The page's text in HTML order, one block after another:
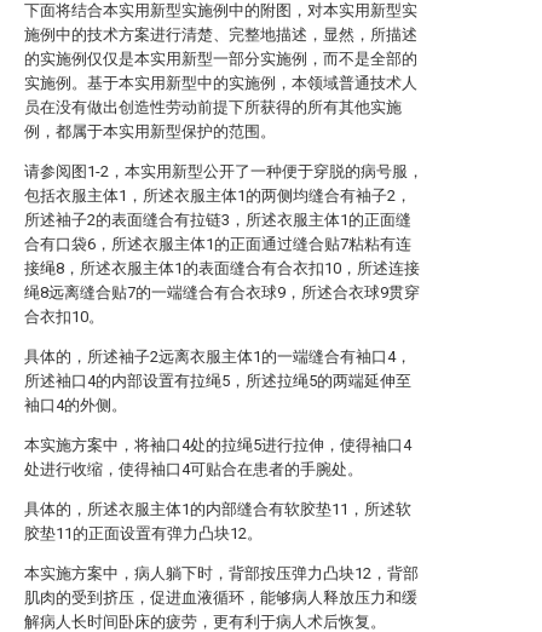
下面将结合本实用新型实施例中的附图，对本实用新型实
施例中的技术方案进行清楚、完整地描述，显然，所描述
的实施例仅仅是本实用新型一部分实施例，而不是全部的
实施例。基于本实用新型中的实施例，本领域普通技术人
员在没有做出创造性劳动前提下所获得的所有其他实施
例，都属于本实用新型保护的范围。
请参阅图1-2，本实用新型公开了一种便于穿脱的病号服，
包括衣服主体1，所述衣服主体1的两侧均缝合有袖子2，
所述袖子2的表面缝合有拉链3，所述衣服主体1的正面缝
合有口袋6，所述衣服主体1的正面通过缝合贴7粘粘有连
接绳8，所述衣服主体1的表面缝合有合衣扣10，所述连接
绳8远离缝合贴7的一端缝合有合衣球9，所述合衣球9贯穿
合衣扣10。
具体的，所述袖子2远离衣服主体1的一端缝合有袖口4，
所述袖口4的内部设置有拉绳5，所述拉绳5的两端延伸至
袖口4的外侧。
本实施方案中，将袖口4处的拉绳5进行拉伸，使得袖口4
处进行收缩，使得袖口4可贴合在患者的手腕处。
具体的，所述衣服主体1的内部缝合有软胶垫11，所述软
胶垫11的正面设置有弹力凸块12。
本实施方案中，病人躺下时，背部按压弹力凸块12，背部
肌肉的受到挤压，促进血液循环，能够病人释放压力和缓
解病人长时间卧床的疲劳，更有利于病人术后恢复。